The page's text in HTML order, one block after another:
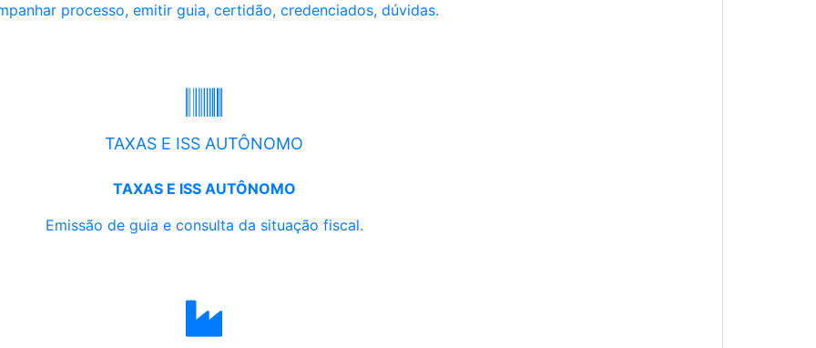
processo, emitir guia, certidão, credenciados, dúvidas.
TAXAS E ISS AUTÔNOMO
TAXAS E ISS AUTÔNOMO
Emissão de guia e consulta da situação fiscal.